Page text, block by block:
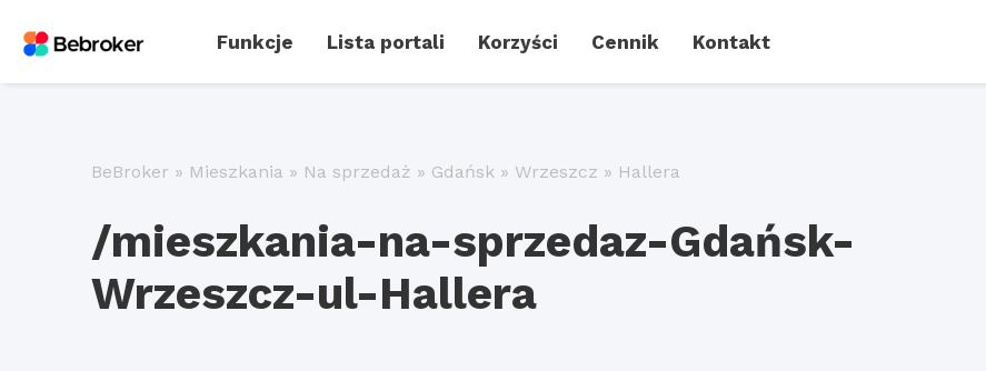
Funkcje Lista portali Korzyści Cennik Kontakt
BeBroker » Mieszkania » Na sprzedaż » Gdańsk » Wrzeszcz » Hallera
/mieszkania-na-sprzedaz-Gdańsk-
Wrzeszcz-ul-Hallera